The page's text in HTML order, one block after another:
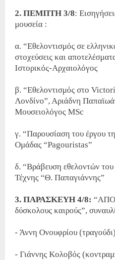
2. ΠΕΜΠΤΗ 3/8:
μουσεία :
α. “Εθελοντισμός σε
στοχεύσεις και
Ιστορικός-Αρχαιολόγος
β. “Εθελοντισμός στο
Λονδίνο”, Αριάδνη
Μουσειολόγος MSc
γ. “Παρουσίαση του έργου
Ομάδας “Pagouristas”
δ. “Βράβευση εθελοντών
Τέχνης “Θ. Παπαγιάννης”
3. ΠΑΡΑΣΚΕΥΗ 4/8:
δύσκολους καιρούς”,
- Άννη Ονουφρίου (τραγούδι)
- Γιάννης Κολοβός